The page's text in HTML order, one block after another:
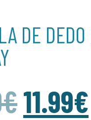
DE
€11.99€